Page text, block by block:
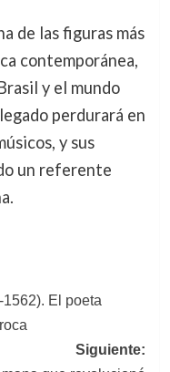
de las figuras más
contemporánea,
y el mundo
perdurará en
y sus
un referente
El poeta
Siguiente: